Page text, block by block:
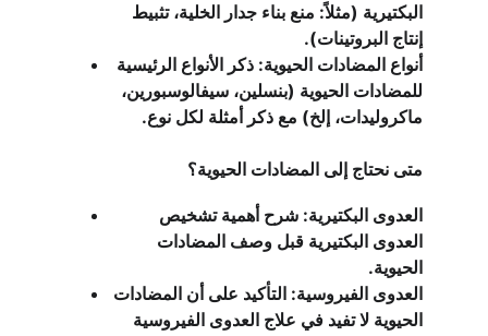
البكتيرية (مثلاً: منع بناء جدار الخلية، تثبيط
إنتاج البروتينات).
أنواع المضادات الحيوية: ذكر الأنواع الرئيسية
للمضادات الحيوية (بنسلين، سيفالوسبورين،
ماكروليدات، إلخ) مع ذكر أمثلة لكل نوع.
متى نحتاج إلى المضادات الحيوية؟
العدوى البكتيرية: شرح أهمية تشخيص
العدوى البكتيرية قبل وصف المضادات
الحيوية.
العدوى الفيروسية: التأكيد على أن المضادات
الحيوية لا تفيد في علاج العدوى الفيروسية